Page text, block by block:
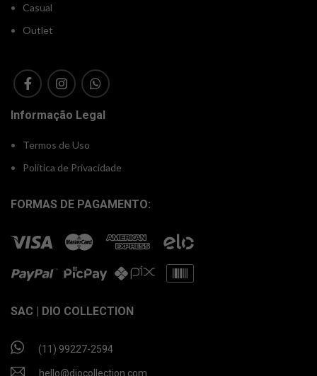
Casual
Outlet
Informação Legal
Termos de Uso
Política de Privacidade
FORMAS DE PAGAMENTO:
SAC | DIO COLLECTION
(11) 99227-2594
hello@diocollection.com